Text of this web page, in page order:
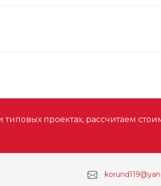
проектах, рассчитаем